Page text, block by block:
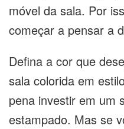
móvel da sala. Por
começar a pensar a
Defina a cor que
sala colorida em
pena investir em um
estampado. Mas se